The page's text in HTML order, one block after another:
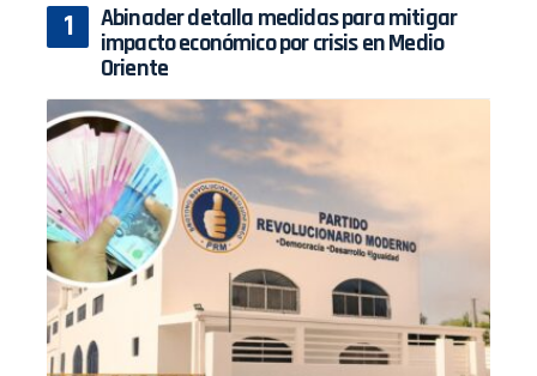
Abinader detalla medidas para mitigar
impacto económico por crisis en Medio
Oriente